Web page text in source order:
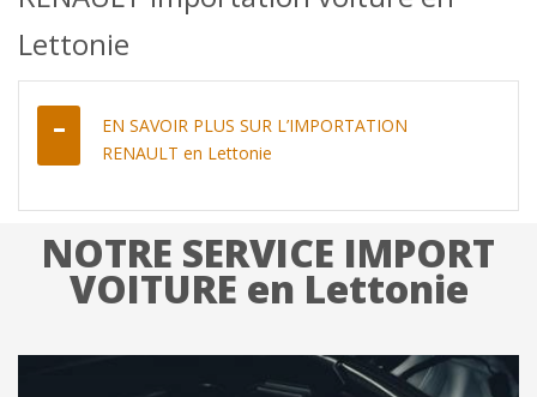
Lettonie
EN SAVOIR PLUS SUR L’IMPORTATION
RENAULT en Lettonie
NOTRE SERVICE IMPORT
VOITURE en Lettonie